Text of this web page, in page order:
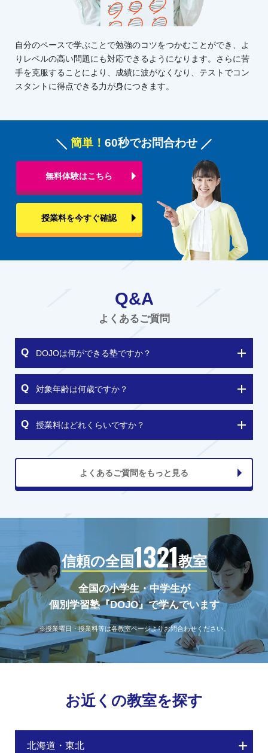
自分のペースで学ぶことで勉強のコツをつかむことができ、よ
りレベルの高い問題にも対応できるようになります。さらに苦
手を克服することにより、成績に波がなくなり、テストでコン
スタントに得点できる力が身につきます。
簡単！ 60秒でお問合わせ
無料体験はこちら
授業料を今すぐ確認
Q&A
よくあるご質問
DOJOは何ができる塾ですか？
対象年齢は何歳ですか？
授業料はどれくらいですか？
よくあるご質問をもっと見る
信頼の全国1321教室
全国の小学生・中学生が
個別学習塾『DOJO』で学んでいます
※授業曜日・授業料等は各教室ページよりお問合わせください。
お近くの教室を探す
北海道・東北